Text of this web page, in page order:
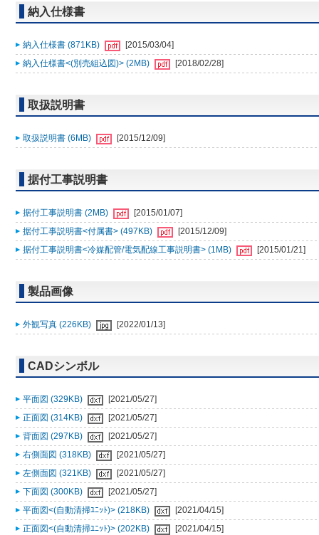
納入仕様書
納入仕様書 (871KB)
[2015/03/04]
納入仕様書<(別売組込図)> (2MB)
[2018/02/28]
取扱説明書
取扱説明書 (6MB) [2015/12/09]
据付工事説明書
据付工事説明書 (2MB)
[2015/01/07]
据付工事説明書<付属書> (497KB)
[2015/12/09]
据付工事説明書<冷媒配管/電気配線工事説明書> (1MB)
[2015/01/21]
製品画像
外観写真 (226KB) [2022/01/13]
CADシンボル
平面図 (329KB)
[2021/05/27]
正面図 (314KB)
[2021/05/27]
背面図 (297KB)
[2021/05/27]
右側面図 (318KB)
[2021/05/27]
左側面図 (321KB)
[2021/05/27]
下面図 (300KB)
[2021/05/27]
平面図<(自動清掃ﾕﾆｯﾄ)> (218KB)
[2021/04/15]
正面図<(自動清掃ﾕﾆｯﾄ)> (202KB)
[2021/04/15]